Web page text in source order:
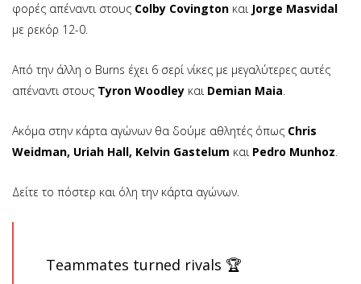
φορές απέναντι στους Colby Covington και Jorge Masvidal
με ρεκόρ 12-0.
Από την άλλη ο Burns έχει 6 σερί νίκες με μεγαλύτερες αυτές
απέναντι στους Tyron Woodley και Demian Maia.
Ακόμα στην κάρτα αγώνων θα δούμε αθλητές όπως Chris
Weidman, Uriah Hall, Kelvin Gastelum και Pedro Munhoz.
Δείτε το πόστερ και όλη την κάρτα αγώνων.
Teammates turned rivals 🏆